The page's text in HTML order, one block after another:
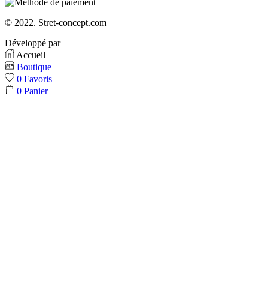
© 2022. Stret-concept.com
Développé par
Accueil
Boutique
0 Favoris
0 Panier